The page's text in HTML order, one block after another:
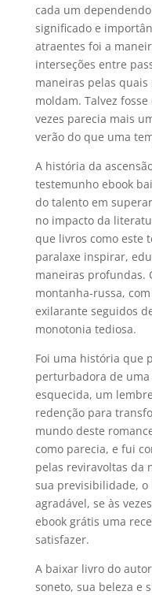
cada um
significado e
atraentes foi a
interseções entre
maneiras pelas quais
moldam. Talvez
vezes parecia mais
verão do que uma
A história da
testemunho ebook
do talento em
no impacto da
que livros como este
paralaxe inspirar,
maneiras profundas.
montanha-russa,
exilarante seguidos
monotonia tediosa.
Foi uma história que
perturbadora de uma
esquecida, um
redenção para
mundo deste
como parecia, e fui
pelas reviravoltas da
sua previsibilidade,
agradável, se às
ebook grátis uma
satisfazer.
A baixar livro do
soneto, sua beleza e